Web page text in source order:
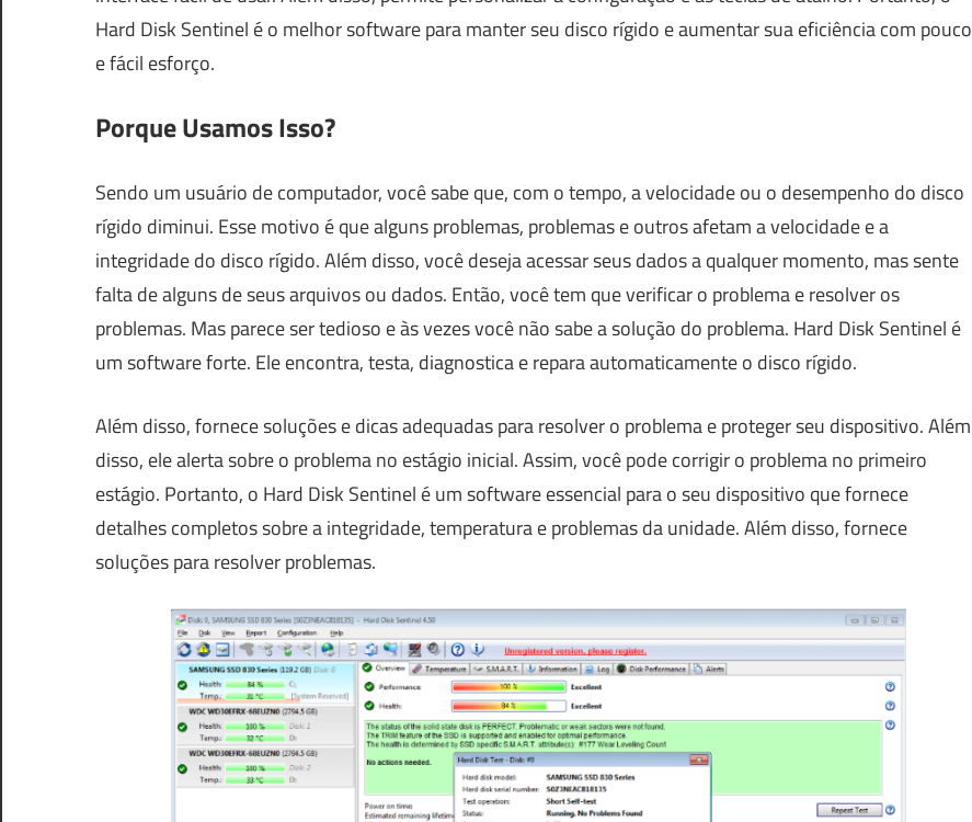
Hard Disk Sentinel é o melhor software para manter seu disco rígido e aumentar sua eficiência com pouco
e fácil esforço.
Porque Usamos Isso?
Sendo um usuário de computador, você sabe que, com o tempo, a velocidade ou o desempenho do disco
rígido diminui. Esse motivo é que alguns problemas, problemas e outros afetam a velocidade e a
integridade do disco rígido. Além disso, você deseja acessar seus dados a qualquer momento, mas sente
falta de alguns de seus arquivos ou dados. Então, você tem que verificar o problema e resolver os
problemas. Mas parece ser tedioso e às vezes você não sabe a solução do problema. Hard Disk Sentinel é
um software forte. Ele encontra, testa, diagnostica e repara automaticamente o disco rígido.
Além disso, fornece soluções e dicas adequadas para resolver o problema e proteger seu dispositivo. Além
disso, ele alerta sobre o problema no estágio inicial. Assim, você pode corrigir o problema no primeiro
estágio. Portanto, o Hard Disk Sentinel é um software essencial para o seu dispositivo que fornece
detalhes completos sobre a integridade, temperatura e problemas da unidade. Além disso, fornece
soluções para resolver problemas.